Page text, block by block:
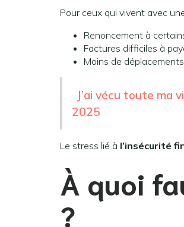
Pour ceux qui vivent avec
Renoncement à
Factures difficiles à
Moins de
J’ai vécu toute ma
2025
Le stress lié à l’insécurité
À quoi
?